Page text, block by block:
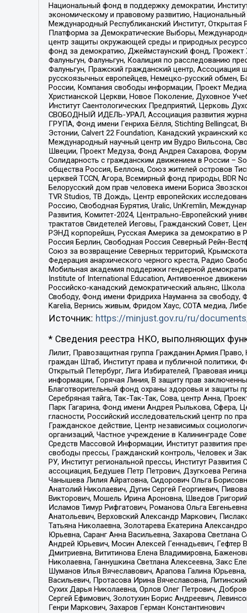
Национальный фонд в поддержку демократии,
экономическому и правовому развитию, Национальный
Международный Республиканский Институт, Открытая
Платформа за Демократические Выборы,
центр защиты окружающей среды и природных
фонд за демократию, Джеймстаунский фонд, Прожект
Фалуньгун, Фалуньгун, Коалиция по расследованию
Фалуньгун, Пражский гражданский центр, Ассоциация
русскоязычных европейцев, Немецко-русский
России, Компания свободы информации, Проект Медиа,
Христианской Церкви, Новое Поколение, Духовное
Институт Саентологических Предприятий, Церковь
СВОБОДНЫЙ ИДЕЛЬ-УРАЛ, Ассоциация развития
ГРУПА, Фонд имени Генриха Бёлля, Stichting Bellingcat,
Эстонии, Calvert 22 Foundation, Канадский
Международный научный центр им Вудро Вильсона,
Швеции, Проект Медуза, Фонд Андрея Сахарова,
Солидарность с гражданским движением в России –
общества Россия, Беллона, Союз жителей островов
церквей TCCN, Агора, Всемирный фонд природы, BDR
Белорусский дом прав человека имени Бориса
TVR Studios, ТВ Дождь, Центр европейских
Россию, Свободная Бурятия, Uralic, UnKremlin,
Развития, Комитет-2024, Центрально-Европейский
трактатов Свидетелей Иеговы, Гражданский Совет,
РЭНД корпорейшн, Русская Америка за демократию в
Россия Берлин, Свободная Россия Северный Рейн-
Союз за возвращение Северных территорий,
Федерация анархического черного креста, Радио
Мобильная академия поддержки гендерной
Institute of International Education, Антивоенное
Российско-канадский демократический альянс,
Свободу, Фонд имени Фридриха Науманна за свободу,
Karelia, Вернись живым, Фридом Хаус, СОТА медиа,
Источник: https://minjust.gov.ru/ru/
* Сведения реестра НКО, выполняющих
Лилит, Правозащитная группа
граждан Штаб, Институт права и публичной
Открытый Петербург, Лига Избирателей, Правовая
информации, Горячая Линия, В защиту прав
Благотворительный фонд охраны здоровья и защиты
Серебряная тайга, Так-Так-Так, Сова, центр Анна,
Парк Гагарина, Фонд имени Андрея Рылькова, Сфера,
гласности, Российский исследовательский центр по
Гражданское действие, Центр независимых
организаций, Частное учреждение в Калининграде
Средств Массовой Информации, Институт развития
свободы прессы, Гражданский контроль, Человек и
РУ, Институт региональной прессы, Институт
ассоциация, Бедушев Петр Петрович, Дзугкоева
Чанышева Лилия Айратовна, Сидорович Ольга
Анатолий Николаевич, Дугин Сергей Георгиевич,
Викторович, Мошель Ирина Ароновна, Шведов
Исламов Тимур Рифгатович, Романова Ольга
Анатольевич, Верховский Александр Маркович,
Татьяна Николаевна, Золотарева Екатерина
Юрьевна, Саранг Анна Васильевна, Захарова
Андрей Юрьевич, Мосин Алексей Геннадьевич, Гефтер
Дмитриевна, Вититинова Елена Владимировна,
Николаевна, Ганнушкина Светлана Алексеевна, Закс
Шуманов Илья Вячеславович, Арапова Галина
Васильевич, Протасова Ирина Вячеславовна,
Сухих Дарья Николаевна, Орлов Олег Петрович,
Сергей Ефимович, Золотухин Борис Андреевич,
Генри Маркович, Захаров Герман Константинович